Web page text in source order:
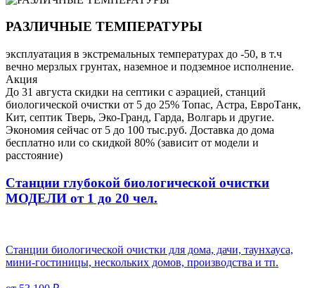
РАЗЛИЧНЫЕ ТЕМПЕРАТУРЫ
эксплуатация в экстремальных температурах до -50, в т.ч
вечно мерзлых грунтах, наземное и подземное исполнение.
Акция
До 31 августа скидки на септики с аэрацией, станций
биологической очистки от 5 до 25% Топас, Астра, ЕвроТанк,
Кит, септик Тверь, Эко-Гранд, Гарда, Волгарь и другие.
Экономия сейчас от 5 до 100 тыс.руб. Доставка до дома
бесплатно или со скидкой 80% (зависит от модели и
расстояние)
Станции глубокой биологической очистки
МОДЕЛИ от 1 до 20 чел.
Станции биологической очистки для дома, дачи, таунхауса,
мини-гостиницы, нескольких домов, производства и тп.